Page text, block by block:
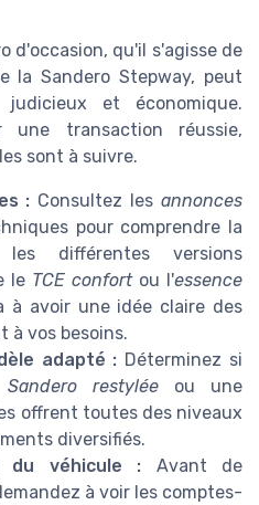
d'occasion, qu'il s'agisse de
la Sandero Stepway, peut
et économique.
une transaction réussie,
sont à suivre.
: Consultez les annonces
pour comprendre la
différentes versions
le TCE confortou l'essence
à avoir une idée claire des
à vos besoins.
adapté : Déterminez si
Sandero restyléeou une
offrent toutes des niveaux
diversifiés.
du véhicule : Avant de
à voir les comptes-